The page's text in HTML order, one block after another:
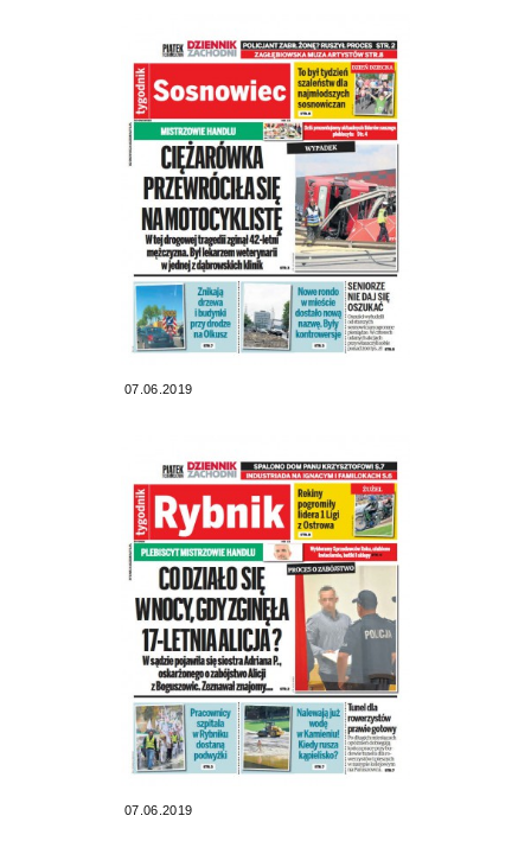
07.06.2019
07.06.2019